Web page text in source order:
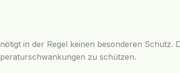
in der Regel keinen besonderen
zu schützen.